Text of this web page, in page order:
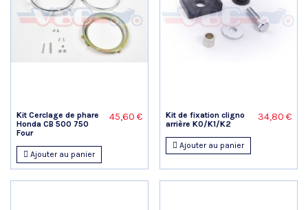
Kit Cerclage de phare
Honda CB 500 750
Four
45,60 €
Ajouter au panier
Kit de fixation cligno
arrière K0/K1/K2
34,80 €
Ajouter au panier